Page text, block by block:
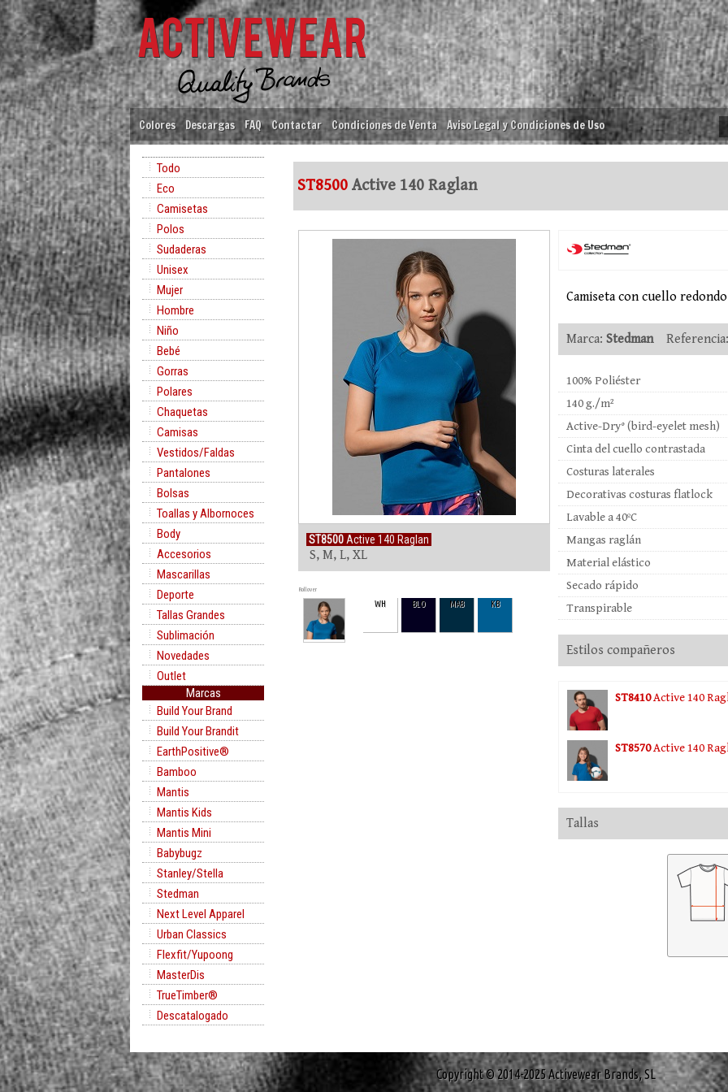
Colores Descargas FAQ Contactar Condiciones de Venta Aviso Legal y Condiciones de Uso
Todo
Eco
Camisetas
Polos
Sudaderas
Unisex
Mujer
Hombre
Niño
Bebé
Gorras
Polares
Chaquetas
Camisas
Vestidos/Faldas
Pantalones
Bolsas
Toallas y Albornoces
Body
Accesorios
Mascarillas
Deporte
Tallas Grandes
Sublimación
Novedades
Outlet
Marcas
Build Your Brand
Build Your Brandit
EarthPositive®
Bamboo
Mantis
Mantis Kids
Mantis Mini
Babybugz
Stanley/Stella
Stedman
Next Level Apparel
Urban Classics
Flexfit/Yupoong
MasterDis
TrueTimber®
Descatalogado
ST8500 Active 140 Raglan
ST8500 Active 140 Raglan
S, M, L, XL
Rollover
WH BLO MAB KB
Camiseta con cuello
Marca: Stedman
100% Poliéster
140 g./m²
Active-Dry° (bird-eyelet mesh)
Cinta del cuello contrastada
Costuras laterales
Decorativas costuras flatlock
Lavable a 40ºC
Mangas raglán
Material elástico
Secado rápido
Transpirable
Estilos compañeros
ST8410Active 140
ST8570Active 140
Tallas
Copyright © 2014-2025 Activewear Brands, SL